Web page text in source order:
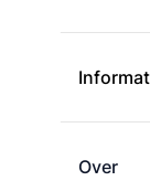
Over